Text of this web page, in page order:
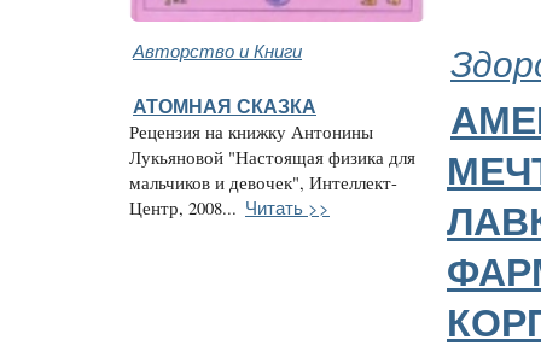
Авторство и Книги
АТОМНАЯ СКАЗКА
Рецензия на книжку Антонины
Лукьяновой "Настоящая физика для
мальчиков и девочек", Интеллект-
Центр, 2008... Читать >>